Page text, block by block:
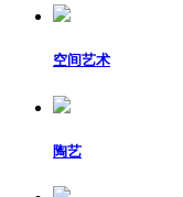
空间艺术
陶艺